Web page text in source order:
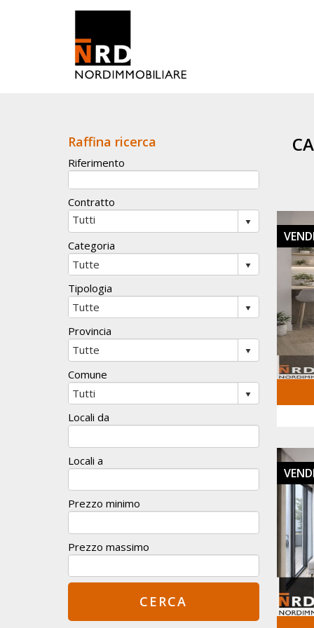
Raffina ricerca
Riferimento
Contratto
Categoria
Tipologia
Provincia
Comune
Locali da
Locali a
Prezzo minimo
Prezzo massimo